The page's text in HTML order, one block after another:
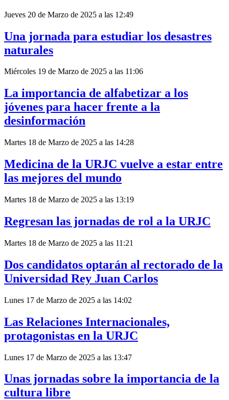
Jueves 20 de Marzo de 2025 a las 12:49
Una jornada para estudiar los desastres
naturales
Miércoles 19 de Marzo de 2025 a las 11:06
La importancia de alfabetizar a los
jóvenes para hacer frente a la
desinformación
Martes 18 de Marzo de 2025 a las 14:28
Medicina de la URJC vuelve a estar entre
las mejores del mundo
Martes 18 de Marzo de 2025 a las 13:19
Regresan las jornadas de rol a la URJC
Martes 18 de Marzo de 2025 a las 11:21
Dos candidatos optarán al rectorado de la
Universidad Rey Juan Carlos
Lunes 17 de Marzo de 2025 a las 14:02
Las Relaciones Internacionales,
protagonistas en la URJC
Lunes 17 de Marzo de 2025 a las 13:47
Unas jornadas sobre la importancia de la
cultura libre